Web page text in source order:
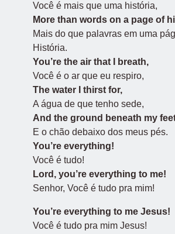
Você é mais que uma história,
More than words on a page of
Mais do que palavras em uma
História.
You’re the air that I breath,
Você é o ar que eu respiro,
The water I thirst for,
A água de que tenho sede,
And the ground beneath my
E o chão debaixo dos meus pés.
You’re everything!
Você é tudo!
Lord, you’re everything to me!
Senhor, Você é tudo pra mim!
You’re everything to me Jesus!
Você é tudo pra mim Jesus!